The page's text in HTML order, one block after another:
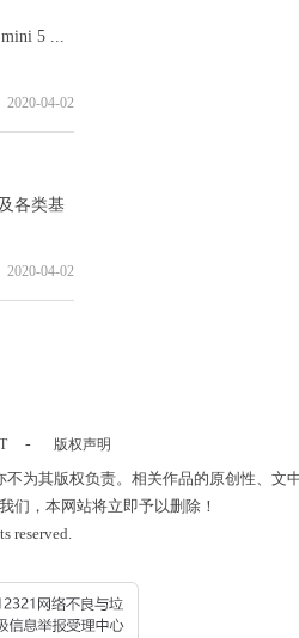
5 ...
2020-04-02
各类基
2020-04-02
- 版权声明
为其版权负责。相关作品的原创性、文
们，本网站将立即予以删除！
reserved.